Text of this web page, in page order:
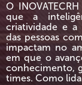
O
que a
criatividade e a
das pessoas
impactam no
em que o
conhecimento,
times. Como